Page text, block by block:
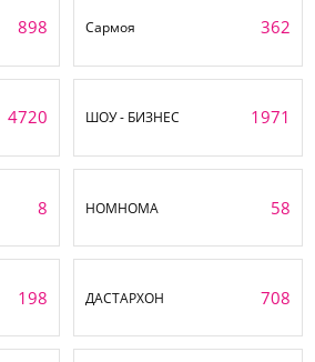
898 Сармоя 362
4720 ШОУ - БИЗНЕС 1971
8 НОМНОМА 58
198 ДАСТАРХОН 708